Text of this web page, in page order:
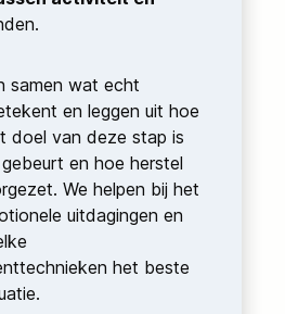
samen wat echt
en leggen uit hoe
doel van deze stap is
en hoe herstel
We helpen bij het
uitdagingen en
het beste